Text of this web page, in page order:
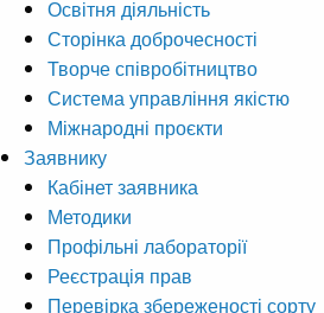
Освітня діяльність
Сторінка доброчесності
Творче співробітництво
Система управління якістю
Міжнародні проєкти
Заявнику
Кабінет заявника
Методики
Профільні лабораторії
Реєстрація прав
Перевірка збереженості сорту